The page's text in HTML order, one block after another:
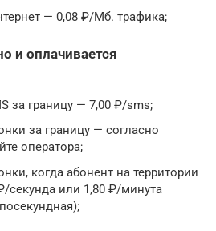
— 0,08 ₽/Мб. трафика;
и оплачивается
за границу — 7,00 ₽/sms;
за границу — согласно
оператора;
когда абонент на территории
секунда или 1,80 ₽/минута